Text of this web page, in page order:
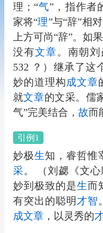
理；“气”，指作者
家将“理”与“辞”相
上方可尚“辞”。如果
没有文章。南朝
532 ？）继承了这
妙的道理构成文章
就文章的文采。儒
气”完美结合， 故而
引例1
妙极生知，睿哲惟
采。 （刘勰《文
妙到极致的是生 而
有突出的聪明 才智
成文章，以灵秀的